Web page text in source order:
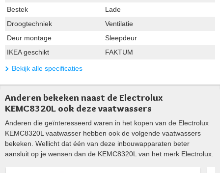
Bestek
Lade
Droogtechniek
Ventilatie
Deur montage
Sleepdeur
IKEA geschikt
FAKTUM
Bekijk alle specificaties
Anderen bekeken naast de Electrolux
KEMC8320L ook deze vaatwassers
Anderen die geïnteresseerd waren in het kopen van de Electrolux
KEMC8320L vaatwasser hebben ook de volgende vaatwassers
bekeken. Wellicht dat één van deze inbouwapparaten beter
aansluit op je wensen dan de KEMC8320L van het merk Electrolux.